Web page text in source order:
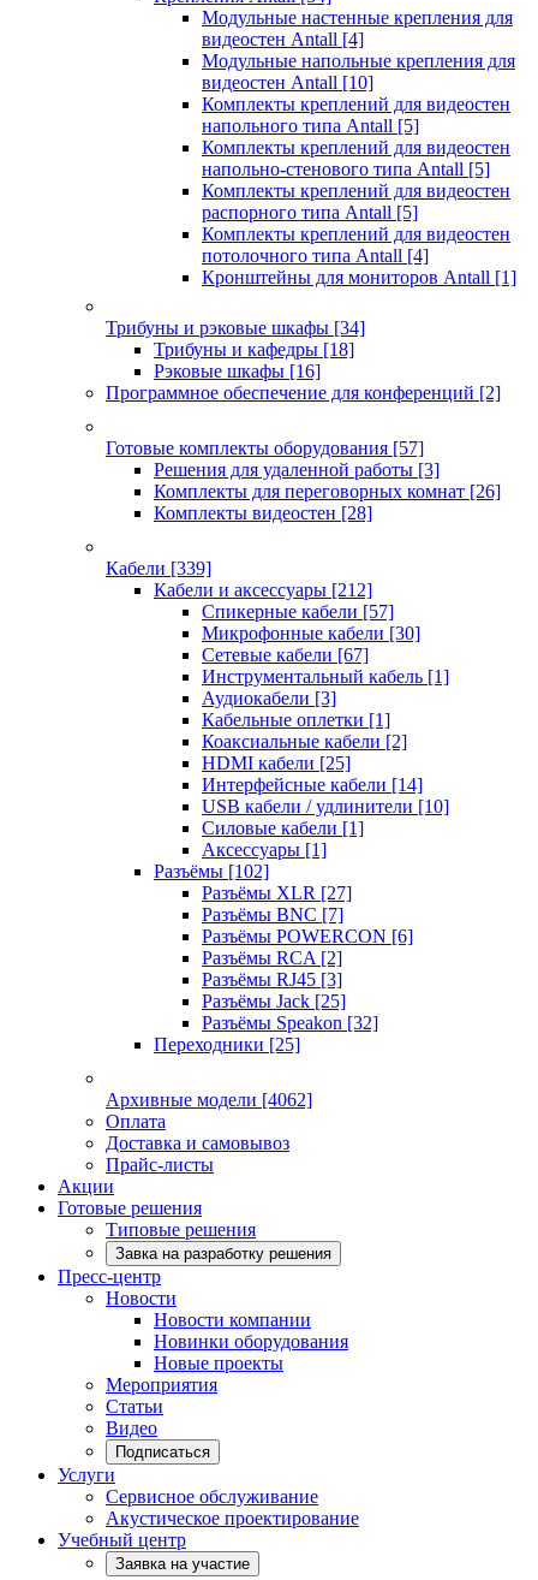
Модульные настенные крепления для
видеостен Antall [4]
Модульные напольные крепления для
видеостен Antall [10]
Комплекты креплений для видеостен
напольного типа Antall [5]
Комплекты креплений для видеостен
напольно-стенового типа Antall [5]
Комплекты креплений для видеостен
распорного типа Antall [5]
Комплекты креплений для видеостен
потолочного типа Antall [4]
Кронштейны для мониторов Antall [1]
Трибуны и рэковые шкафы [34]
Трибуны и кафедры [18]
Рэковые шкафы [16]
Программное обеспечение для конференций [2]
Готовые комплекты оборудования [57]
Решения для удаленной работы [3]
Комплекты для переговорных комнат [26]
Комплекты видеостен [28]
Кабели [339]
Кабели и аксессуары [212]
Спикерные кабели [57]
Микрофонные кабели [30]
Сетевые кабели [67]
Инструментальный кабель [1]
Аудиокабели [3]
Кабельные оплетки [1]
Коаксиальные кабели [2]
HDMI кабели [25]
Интерфейсные кабели [14]
USB кабели / удлинители [10]
Силовые кабели [1]
Аксессуары [1]
Разъёмы [102]
Разъёмы XLR [27]
Разъёмы BNC [7]
Разъёмы POWERCON [6]
Разъёмы RCA [2]
Разъёмы RJ45 [3]
Разъёмы Jack [25]
Разъёмы Speakon [32]
Переходники [25]
Архивные модели [4062]
Оплата
Доставка и самовывоз
Прайс-листы
Акции
Готовые решения
Типовые решения
Завка на разработку решения
Пресс-центр
Новости
Новости компании
Новинки оборудования
Новые проекты
Мероприятия
Статьи
Видео
Подписаться
Услуги
Сервисное обслуживание
Акустическое проектирование
Учебный центр
Заявка на участие